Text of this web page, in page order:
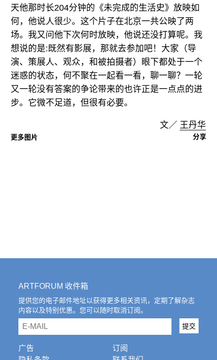
天他那时长204分钟的《未完成的生活史》放映如
何，他说人很少。这个片子在北京一共公映了两
场。我又问他下次何时放映，他说还没打算呢。我
想说的是:既然有影展，那就去参加吧！大家（导
演、策展人、观众，和被拍摄者）眼下都处于一个
迷惑的状态，何不聚在一起看一看，聊一聊？一轮
又一轮没有答案的争论带来的也许正是一点点的进
步。它微不足道，但很有必要。
文／ 王丹华
更多图片 分享
ARTFORUM 收件箱
提供您的电子邮件地址以获得更多相关资讯，定期了解杂志
内容以及特别优惠。您可以随时取消订阅。
email 提交
广告
订阅